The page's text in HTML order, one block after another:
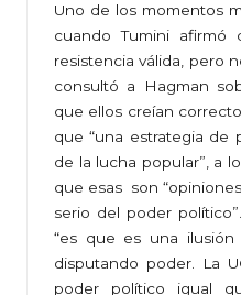
Uno de los momentos
cuando Tumini afirmó
resistencia válida, pero
consultó a Hagman
que ellos creían
que “una estrategia de
de la lucha popular”, a
que esas son
serio del poder
“es que es una
disputando poder. La
poder político igual